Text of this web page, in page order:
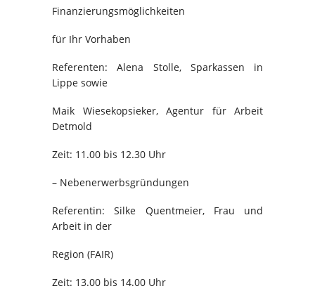
Finanzierungsmöglichkeiten
für Ihr Vorhaben
Referenten: Alena Stolle, Sparkassen in
Lippe sowie
Maik Wiesekopsieker, Agentur für Arbeit
Detmold
Zeit: 11.00 bis 12.30 Uhr
– Nebenerwerbsgründungen
Referentin: Silke Quentmeier, Frau und
Arbeit in der
Region (FAIR)
Zeit: 13.00 bis 14.00 Uhr